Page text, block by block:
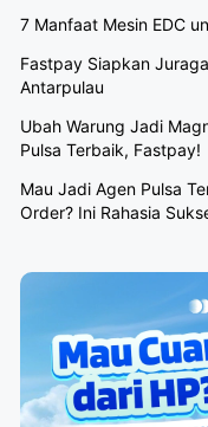
7 Manfaat Mesin EDC
Fastpay Siapkan
Antarpulau
Ubah Warung Jadi
Pulsa Terbaik, Fastpay!
Mau Jadi Agen Pulsa
Order? Ini Rahasia